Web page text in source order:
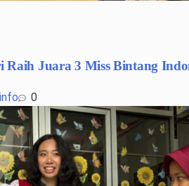
Raih Juara 3 Miss Bintang
0